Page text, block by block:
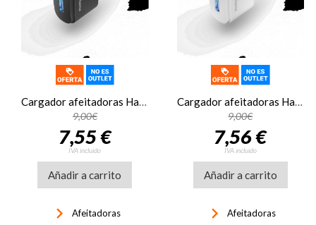
Cargador afeitadoras Hama 00201644 USB-A 6W negro
9,00€
7,55 €
IVA incluido
Añadir a carrito
keyboard_arrow_right Afeitadoras
Cargador afeitadoras Hama 00201645 USB-A 6W blanco
9,00€
7,56 €
IVA incluido
Añadir a carrito
keyboard_arrow_right Afeitadoras